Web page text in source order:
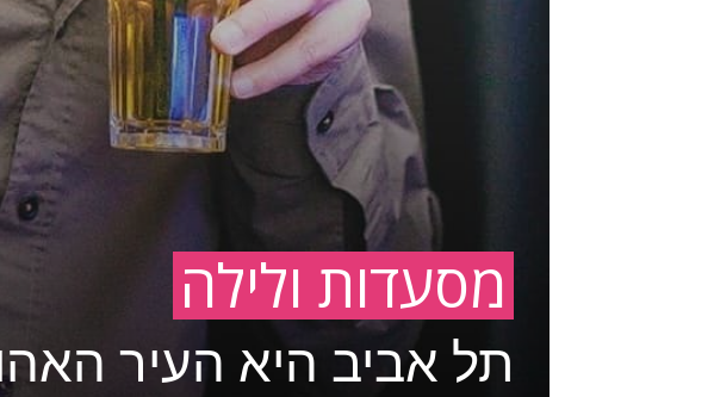
מסעדות ולילה
תל אביב היא העיר